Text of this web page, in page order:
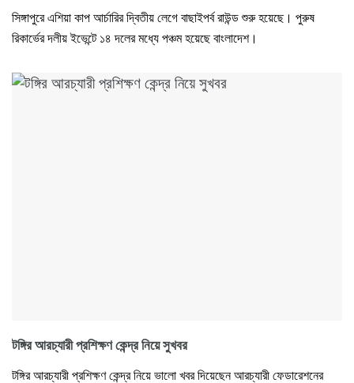
সিঙ্গাপুরে এশিয়া কাপ আর্চারির দ্বিতীয় লেগে বাছাইপর্ব রাউন্ড শুরু হয়েছে। পুরুষ
রিকার্ভের দলীয় ইভেন্টে ১৪ দলের মধ্যে পঞ্চম হয়েছে বাংলাদেশ।
টঙ্গির আরচ্যারী প্রশিক্ষণ কেন্দ্র নিয়ে সুখবর
টঙ্গির আরচ্যারী প্রশিক্ষণ কেন্দ্র নিয়ে ভালো খবর দিয়েছেন আরচ্যারী ফেডারেশনের